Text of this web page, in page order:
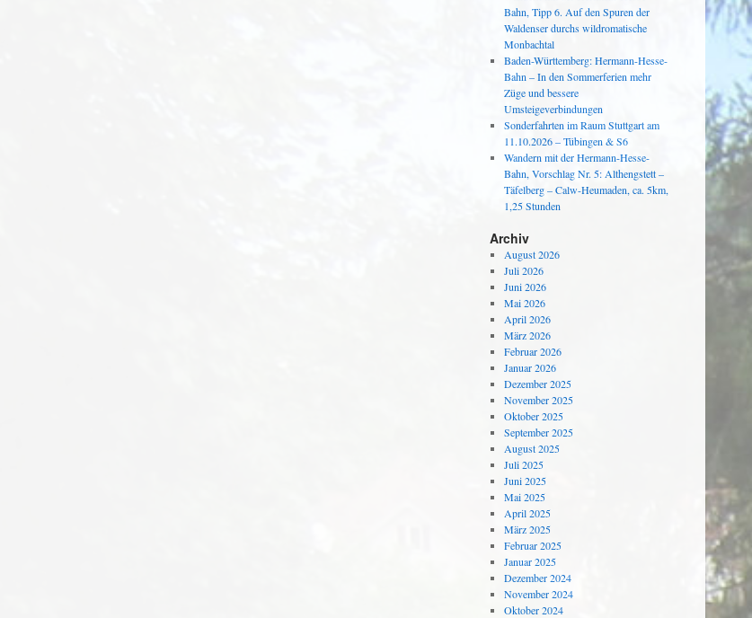
Bahn, Tipp 6. Auf den Spuren der
Waldenser durchs wildromatische
Monbachtal
Baden-Württemberg: Hermann-Hesse-
Bahn – In den Sommerferien mehr
Züge und bessere
Umsteigeverbindungen
Sonderfahrten im Raum Stuttgart am
11.10.2026 – Tübingen & S6
Wandern mit der Hermann-Hesse-
Bahn, Vorschlag Nr. 5: Althengstett –
Täfelberg – Calw-Heumaden, ca. 5km,
1,25 Stunden
Archiv
August 2026
Juli 2026
Juni 2026
Mai 2026
April 2026
März 2026
Februar 2026
Januar 2026
Dezember 2025
November 2025
Oktober 2025
September 2025
August 2025
Juli 2025
Juni 2025
Mai 2025
April 2025
März 2025
Februar 2025
Januar 2025
Dezember 2024
November 2024
Oktober 2024